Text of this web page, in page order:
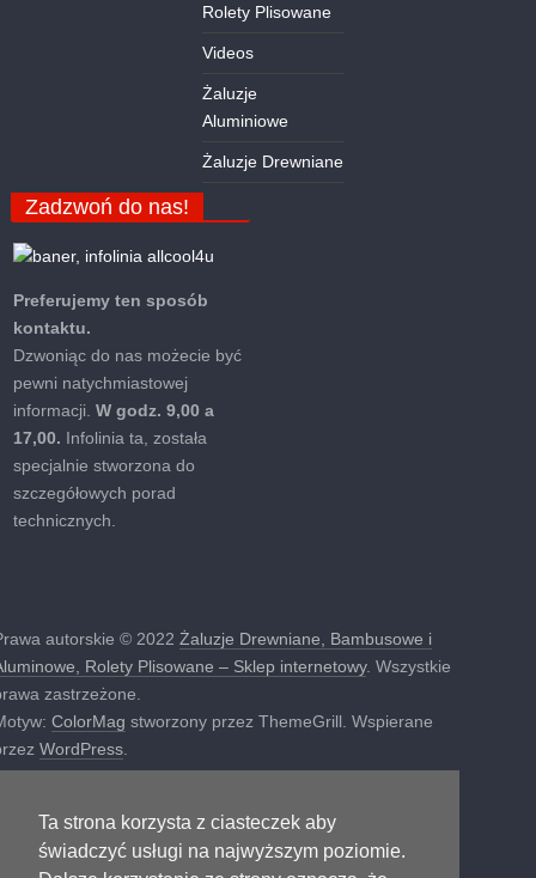
Ta strona korzysta z ciasteczek aby
świadczyć usługi na najwyższym poziomie.
Rolety Plisowane
Videos
Żaluzje
Aluminiowe
Żaluzje Drewniane
Zadzwoń do nas!
Preferujemy ten sposób
kontaktu.
Dzwoniąc do nas możecie być
pewni natychmiastowej
informacji. W godz. 9,00 a
17,00. Infolinia ta, została
specjalnie stworzona do
szczegółowych porad
technicznych.
autorskie © 2022 Żaluzje Drewniane, Bambusowe i
Rolety Plisowane – Sklep internetowy. Wszystkie
zastrzeżone.
ColorMag stworzony przez ThemeGrill. Wspierane
WordPress.